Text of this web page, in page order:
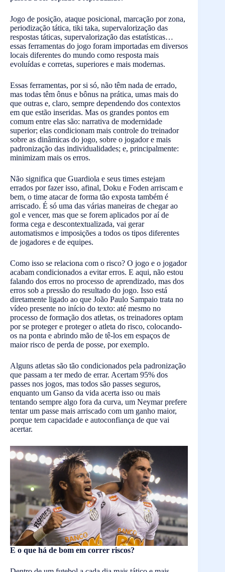
Jogo de posição, ataque posicional, marcação por zona,
periodização tática, tiki taka, supervalorização das
respostas táticas, supervalorização das estatísticas…
essas ferramentas do jogo foram importadas em diversos
locais diferentes do mundo como resposta mais
evoluídas e corretas, superiores e mais modernas.
Essas ferramentas, por si só, não têm nada de errado,
mas todas têm ônus e bônus na prática, umas mais do
que outras e, claro, sempre dependendo dos contextos
em que estão inseridas. Mas os grandes pontos em
comum entre elas são: narrativa de modernidade
superior; elas condicionam mais controle do treinador
sobre as dinâmicas do jogo, sobre o jogador e mais
padronização das individualidades; e, principalmente:
minimizam mais os erros.
Não significa que Guardiola e seus times estejam
errados por fazer isso, afinal, Doku e Foden arriscam e
bem, o time atacar de forma tão exposta também é
arriscado. É só uma das várias maneiras de chegar ao
gol e vencer, mas que se forem aplicados por aí de
forma cega e descontextualizada, vai gerar
automatismos e imposições a todos os tipos diferentes
de jogadores e de equipes.
Como isso se relaciona com o risco? O jogo e o jogador
acabam condicionados a evitar erros. E aqui, não estou
falando dos erros no processo de aprendizado, mas dos
erros sob a pressão do resultado do jogo. Isso está
diretamente ligado ao que João Paulo Sampaio trata no
vídeo presente no início do texto: até mesmo no
processo de formação dos atletas, os treinadores optam
por se proteger e proteger o atleta do risco, colocando-
os na ponta e abrindo mão de tê-los em espaços de
maior risco de perda de posse, por exemplo.
Alguns atletas são tão condicionados pela padronização
que passam a ter medo de errar. Acertam 95% dos
passes nos jogos, mas todos são passes seguros,
enquanto um Ganso da vida acerta isso ou mais
tentando sempre algo fora da curva, um Neymar prefere
tentar um passe mais arriscado com um ganho maior,
porque tem capacidade e autoconfiança de que vai
acertar.
E o que há de bom em correr riscos?